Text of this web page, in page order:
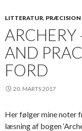
LITTERATUR, PRÆCISION
ARCHERY
AND
FORD
20. MARTS 2017
Her følger mine noter
læsning af bogen